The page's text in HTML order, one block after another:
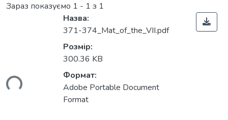
Зараз показуємо 1 - 1 з 1
Назва:
371-374_Mat_of_the_VІІ.pdf
Розмір:
300.36 KB
Формат:
Adobe Portable Document
Format